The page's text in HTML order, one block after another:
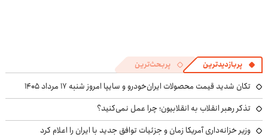
پربازدیدترین پربحث‌ترین
تکان شدید قیمت محصولات ایران‌خودرو و سایپا امروز شنبه ۱۷ مرداد ۱۴۰۵
تذکر رهبر انقلاب به انقلابیون؛ چرا عمل نمی‌کنید؟
وزیر خزانه‌داری آمریکا زمان و جزئیات توافق جدید با ایران را اعلام کرد